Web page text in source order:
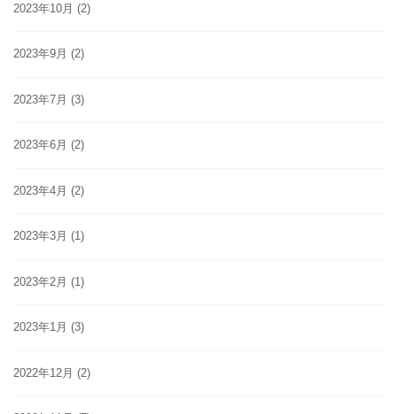
2023年10月 (2)
2023年9月 (2)
2023年7月 (3)
2023年6月 (2)
2023年4月 (2)
2023年3月 (1)
2023年2月 (1)
2023年1月 (3)
2022年12月 (2)